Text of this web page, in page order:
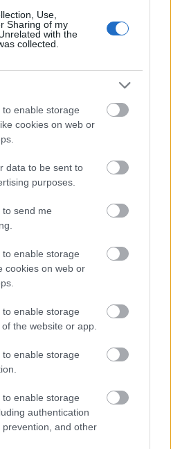
Use,
Sharing of my
with the
collected.
enable storage
cookies on web or
data to be sent to
purposes.
to send me
enable storage
cookies on web or
enable storage
the website or app.
enable storage
enable storage
authentication
and other
το JennyGr στο
News.
ΤΩΡΑ
Αυτά τα ζώδια είναι
LIAM